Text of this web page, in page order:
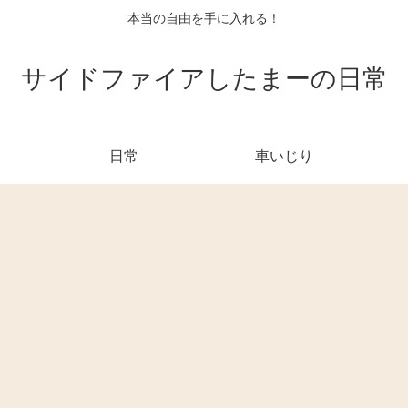
本当の自由を手に入れる！
サイドファイアしたまーの日常
日常 車いじり